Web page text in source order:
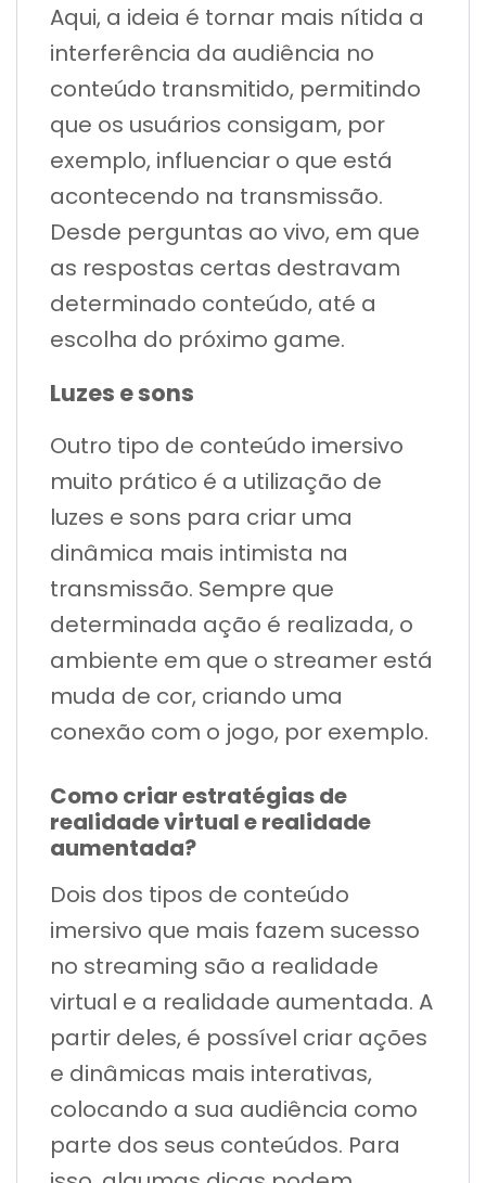
Aqui, a ideia é tornar mais nítida a
interferência da audiência no
conteúdo transmitido, permitindo
que os usuários consigam, por
exemplo, influenciar o que está
acontecendo na transmissão.
Desde perguntas ao vivo, em que
as respostas certas destravam
determinado conteúdo, até a
escolha do próximo game.
Luzes e sons
Outro tipo de conteúdo imersivo
muito prático é a utilização de
luzes e sons para criar uma
dinâmica mais intimista na
transmissão. Sempre que
determinada ação é realizada, o
ambiente em que o streamer está
muda de cor, criando uma
conexão com o jogo, por exemplo.
Como criar estratégias de
realidade virtual e realidade
aumentada?
Dois dos tipos de conteúdo
imersivo que mais fazem sucesso
no streaming são a realidade
virtual e a realidade aumentada. A
partir deles, é possível criar ações
e dinâmicas mais interativas,
colocando a sua audiência como
parte dos seus conteúdos. Para